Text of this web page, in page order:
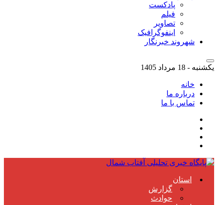
پادکست
فیلم
تصاویر
اینفوگرافیک
شهروند خبرنگار
یکشنبه - 18 مرداد 1405
خانه
درباره ما
تماس با ما
استان
گزارش
حوادث